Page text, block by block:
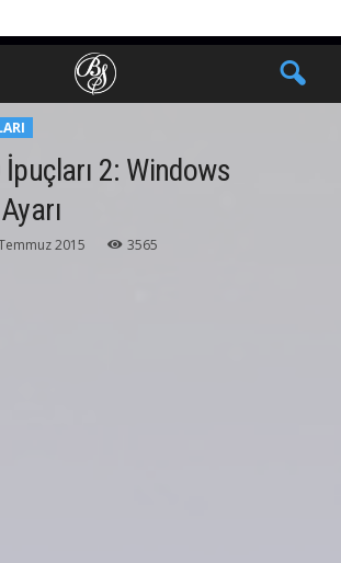
2: Windows
2015 3565